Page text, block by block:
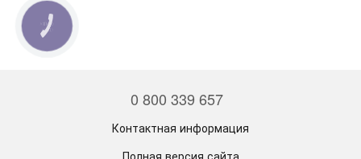
0 800 339 657
Контактная информация
Полная версия сайта
КНОПКА
СВЯЗИ